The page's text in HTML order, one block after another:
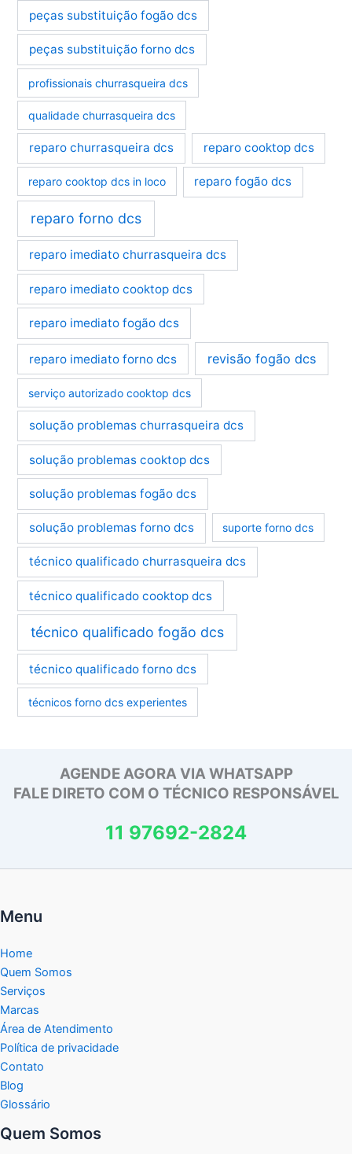
peças substituição fogão dcs
peças substituição forno dcs
profissionais churrasqueira dcs
qualidade churrasqueira dcs
reparo churrasqueira dcs reparo cooktop dcs
reparo cooktop dcs in loco reparo fogão dcs
reparo forno dcs
reparo imediato churrasqueira dcs
reparo imediato cooktop dcs
reparo imediato fogão dcs
reparo imediato forno dcs revisão fogão dcs
serviço autorizado cooktop dcs
solução problemas churrasqueira dcs
solução problemas cooktop dcs
solução problemas fogão dcs
solução problemas forno dcs suporte forno dcs
técnico qualificado churrasqueira dcs
técnico qualificado cooktop dcs
técnico qualificado fogão dcs
técnico qualificado forno dcs
técnicos forno dcs experientes
AGENDE AGORA VIA WHATSAPP
FALE DIRETO COM O TÉCNICO RESPONSÁVEL
11 97692-2824
Menu
Home
Quem Somos
Serviços
Marcas
Área de Atendimento
Política de privacidade
Contato
Blog
Glossário
Quem Somos